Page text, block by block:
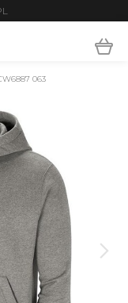
063